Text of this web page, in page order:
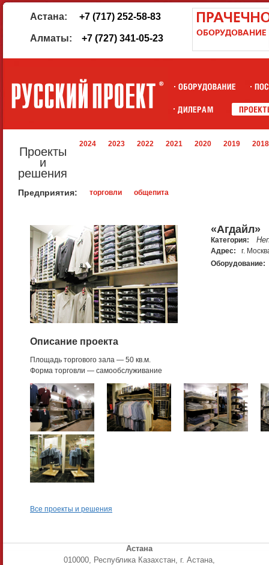
Астана: +7 (717) 252-58-83
Алматы: +7 (727) 341-05-23
Проекты
и
решения
2024 2023 2022 2021 2020 2019 2018
Предприятия: торговли общепита
«Агдайл»
Категория:
Адрес:
г.
Оборудование:
Описание проекта
Площадь торгового зала — 50 кв.м.
Форма торговли — самообслуживание
Все проекты и решения
Астана
010000, Республика Казахстан, г. Астана,